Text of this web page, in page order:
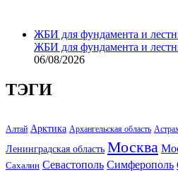
ЖБИ для фундамента и
ЖБИ для фундамента и
06/08/2026
ТЭГИ
Алтай Арктика Архангельская область
Ленинградская область Москва
Сахалин Севастополь Симферополь